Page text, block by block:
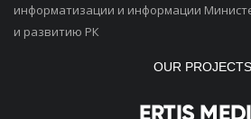
информатизации и информации
и развитию РК
OUR PROJECTS